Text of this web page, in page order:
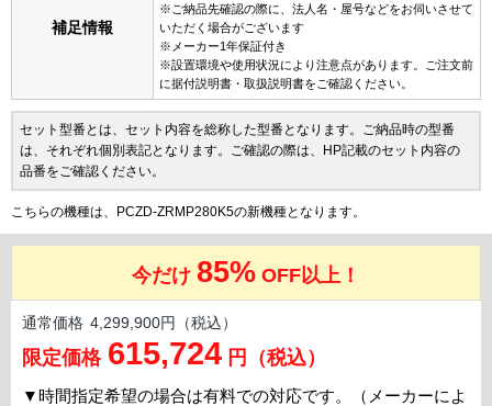
補足情報
※ご納品先確認の際に、法人名・屋号などをお伺いさせて
いただく場合がございます
※メーカー1年保証付き
※設置環境や使用状況により注意点があります。ご注文前
に据付説明書・取扱説明書をご確認ください。
セット型番とは、セット内容を総称した型番となります。ご納品時の型番
は、それぞれ個別表記となります。ご確認の際は、HP記載のセット内容の
品番をご確認ください。
こちらの機種は、PCZD-ZRMP280K5の新機種となります。
今だけ 85% OFF以上！
通常価格 4,299,900円（税込）
限定価格 615,724 円（税込）
▼時間指定希望の場合は有料での対応です。（メーカーによ